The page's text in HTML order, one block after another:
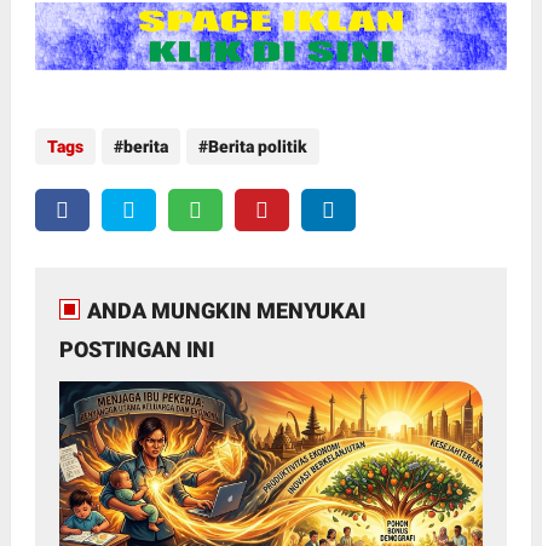
Tags berita Berita politik
ANDA MUNGKIN MENYUKAI
POSTINGAN INI